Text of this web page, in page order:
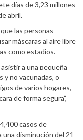
días de 3,23 millones
abril.
las personas
máscaras al aire libre
como estadios.
a una pequeña
y no vacunadas, o
de varios hogares,
de forma segura”,
casos de
disminución del 21